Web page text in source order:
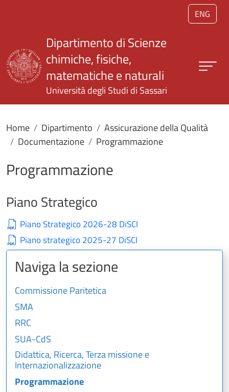
Salta al contenuto principale
ENG
Dipartimento di Scienze
chimiche, fisiche,
matematiche e naturali
Università degli Studi di Sassari
Home Dipartimento
Assicurazione della Qualità
Documentazione
Programmazione
Programmazione
Piano Strategico
Piano Strategico 2026-28 DiSCI
Piano strategico 2025-27 DiSCI
Naviga la sezione
Commissione Paritetica
SMA
RRC
SUA-CdS
Didattica, Ricerca, Terza missione e
Internazionalizzazione
Programmazione